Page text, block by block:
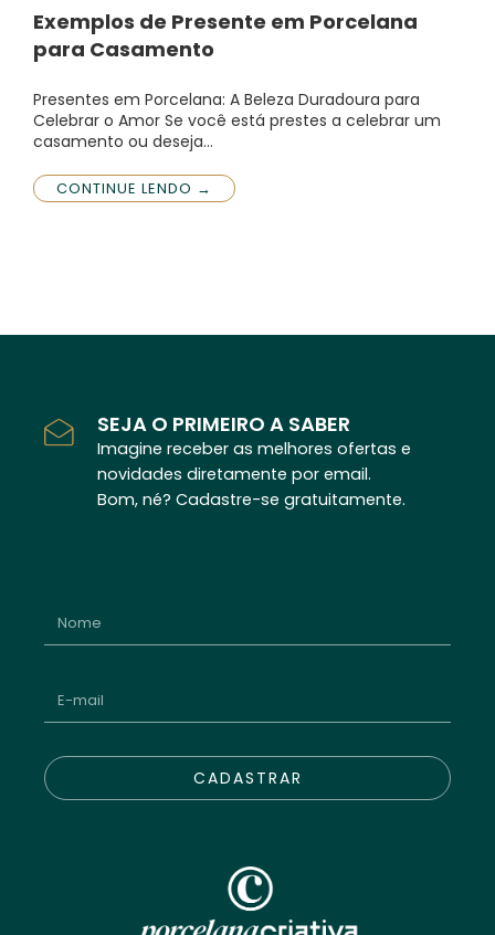
Exemplos de Presente em Porcelana
para Casamento
Presentes em Porcelana: A Beleza Duradoura para
Celebrar o Amor Se você está prestes a celebrar um
casamento ou deseja…
CONTINUE LENDO →
SEJA O PRIMEIRO A SABER
Imagine receber as melhores ofertas e
novidades diretamente por email.
Bom, né? Cadastre-se gratuitamente.
CADASTRAR